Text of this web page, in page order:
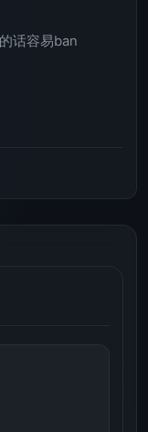
话容易ban